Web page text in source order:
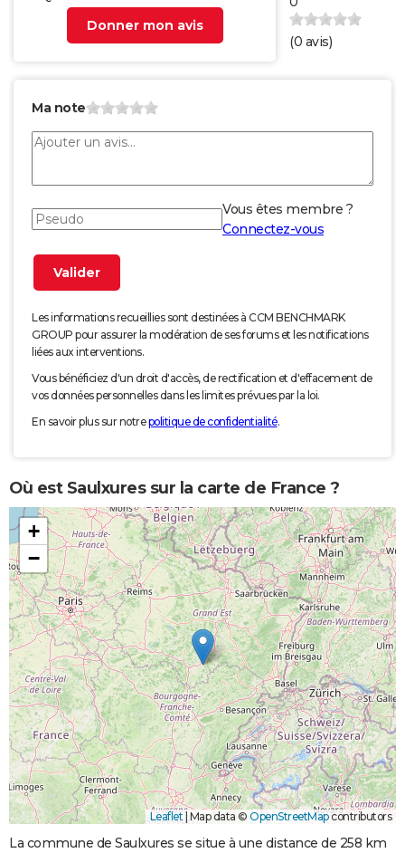
Donner mon avis
(0 avis)
Ma note
Vous êtes membre ?
Connectez-vous
Les informations recueillies sont destinées à CCM BENCHMARK
GROUP pour assurer la modération de ses forums et les notifications
liées aux interventions.
Vous bénéficiez d'un droit d'accès, de rectification et d'effacement de
vos données personnelles dans les limites prévues par la loi.
En savoir plus sur notrepolitique de confidentialité.
Où est Saulxures sur la carte de France ?
+
−
Leaflet| Map data © OpenStreetMapcontributors
La commune de Saulxures se situe à une distance de 258 km